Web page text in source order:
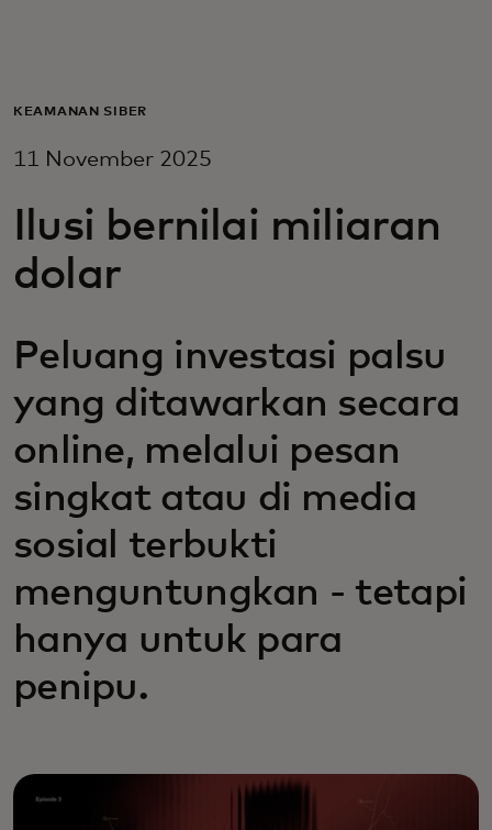
Untuk bisnis
Untuk inovator
KEAMANAN SIBER
11 November 2025
Ilusi bernilai miliaran
dolar
Peluang investasi palsu
yang ditawarkan secara
online, melalui pesan
singkat atau di media
sosial terbukti
menguntungkan - tetapi
hanya untuk para
penipu.